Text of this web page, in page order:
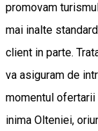
promovam
mai inalte
client in parte.
va asiguram de
momentul ofertarii
inima Olteniei,